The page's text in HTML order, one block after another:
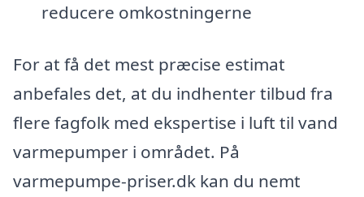
reducere omkostningerne
For at få det mest præcise estimat
anbefales det, at du indhenter tilbud fra
flere fagfolk med ekspertise i luft til vand
varmepumper i området. På
varmepumpe-priser.dk kan du nemt